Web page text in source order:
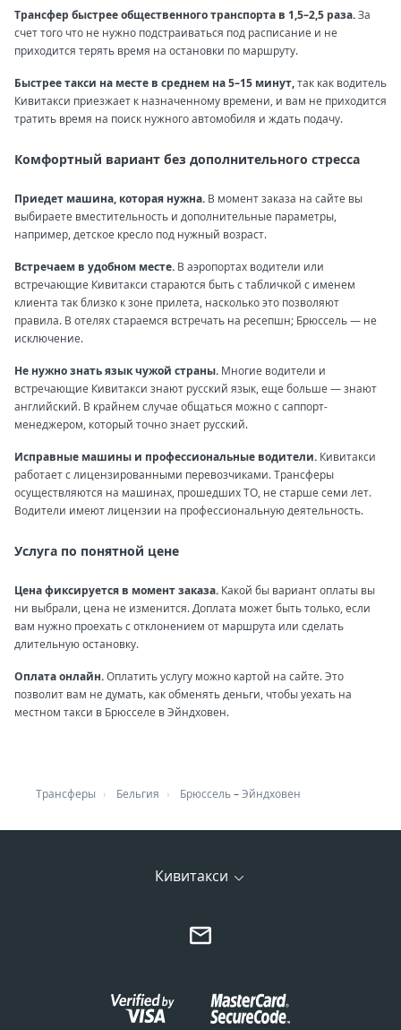
Трансфер быстрее общественного транспорта в 1,5–2,5 раза.За
счет того что не нужно подстраиваться под расписание и не
приходится терять время на остановки по маршруту.
Быстрее такси на месте в среднем на 5–15 минут,так как водитель
Кивитакси приезжает к назначенному времени, и вам не приходится
тратить время на поиск нужного автомобиля и ждать подачу.
Комфортный вариант без дополнительного стресса
Приедет машина, которая нужна. В момент заказа на сайте вы
выбираете вместительность и дополнительные параметры,
например, детское кресло под нужный возраст.
Встречаем в удобном месте. В аэропортах водители или
встречающие Кивитакси стараются быть с табличкой с именем
клиента так близко к зоне прилета, насколько это позволяют
правила. В отелях стараемся встречать на ресепшн; Брюссель — не
исключение.
Не нужно знать язык чужой страны. Многие водители и
встречающие Кивитакси знают русский язык, еще больше — знают
английский. В крайнем случае общаться можно с саппорт-
менеджером, который точно знает русский.
Исправные машины и профессиональные водители. Кивитакси
работает с лицензированными перевозчиками. Трансферы
осуществляются на машинах, прошедших ТО, не старше семи лет.
Водители имеют лицензии на профессиональную деятельность.
Услуга по понятной цене
Цена фиксируется в момент заказа. Какой бы вариант оплаты вы
ни выбрали, цена не изменится. Доплата может быть только, если
вам нужно проехать с отклонением от маршрута или сделать
длительную остановку.
Оплата онлайн.Оплатить услугу можно картой на сайте. Это
позволит вам не думать, как обменять деньги, чтобы уехать на
местном такси в Брюсселе в Эйндховен.
Трансферы Бельгия Брюссель–Эйндховен
Кивитакси